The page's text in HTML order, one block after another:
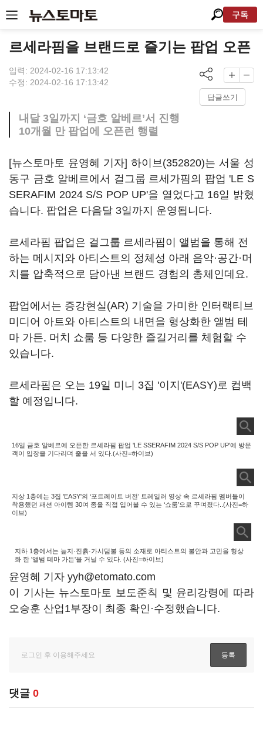
구독
르세라핌을 브랜드로 즐기는 팝업 오픈
입력: 2024-02-16 17:13:42
수정: 2024-02-16 17:13:42
답글쓰기
내달 3일까지 ‘금호 알베르’서 진행
10개월 만 팝업에 오픈런 행렬
[뉴스토마토 윤영혜 기자] 하이브(352820)는 서울 성
동구 금호 알베르에서 걸그룹 르세가핌의 팝업 'LE S
SERAFIM 2024 S/S POP UP'을 열었다고 16일 밝혔
습니다. 팝업은 다음달 3일까지 운영됩니다.
르세라핌 팝업은 걸그룹 르세라핌이 앨범을 통해 전
하는 메시지와 아티스트의 정체성 아래 음악·공간·머
치를 압축적으로 담아낸 브랜드 경험의 총체인데요.
팝업에서는 증강현실(AR) 기술을 가미한 인터랙티브
미디어 아트와 아티스트의 내면을 형상화한 앨범 테
마 가든, 머치 쇼룸 등 다양한 즐길거리를 체험할 수
있습니다.
르세라핌은 오는 19일 미니 3집 '이지'(EASY)로 컴백
할 예정입니다.
16일 금호 알베르에 오픈한 르세라핌 팝업 'LE SSERAFIM 2024 S/S POP UP'에 방문
객이 입장을 기다리며 줄을 서 있다.(사진=하이브)
지상 1층에는 3집 'EASY'의 ‘포트레이트 버전’ 트레일러 영상 속 르세라핌 멤버들이
착용했던 패션 아이템 30여 종을 직접 입어볼 수 있는 ‘쇼룸’으로 꾸며졌다..(사진=하
이브)
지하 1층에서는 늪지·진흙·가시덤불 등의 소재로 아티스트의 불안과 고민을 형상
화 한 '앨범 테마 가든'을 거닐 수 있다. (사진=하이브)
윤영혜 기자 yyh@etomato.com
이 기사는 뉴스토마토 보도준칙 및 윤리강령에 따라
오승훈 산업1부장이 최종 확인·수정했습니다.
댓글 0